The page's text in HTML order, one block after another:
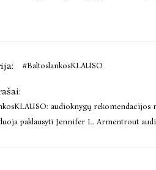
#BaltoslankosKLAUSO
audioknygų rekomendacijos
paklausyti Jennifer L. Armentrout